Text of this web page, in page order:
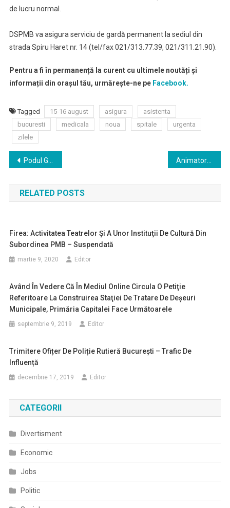
de lucru normal.
DSPMB va asigura serviciu de gardă permanent la sediul din
strada Spiru Haret nr. 14 (tel/fax 021/313.77.39, 021/311.21.90).
Pentru a fi în permanență la curent cu ultimele noutăți și
informații din orașul tău, urmărește-ne peFacebook.
Tagged 15-16 august asigura
asistenta
bucuresti
medicala noua spitale
urgenta
zilele
Navigare
în
articole
Podul Grant din București nu va fi gata până la toamnă. Tramvaiul 41 ar urma să circule pe un singur fir, alternativ
RELATED POSTS
Firea: Activitatea Teatrelor Şi A Unor Instituţii De Cultură Din
Subordinea PMB – Suspendată
martie 9, 2020 Editor
Având În Vedere Că În Mediul Online Circula O Petiţie
Referitoare La Construirea Staţiei De Tratare De Deşeuri
Municipale, Primăria Capitalei Face Următoarele
septembrie 9, 2019 Editor
Trimitere Ofițer De Poliție Rutieră București – Trafic De
Influență
decembrie 17, 2019 Editor
CATEGORII
Divertisment
Economic
Jobs
Politic